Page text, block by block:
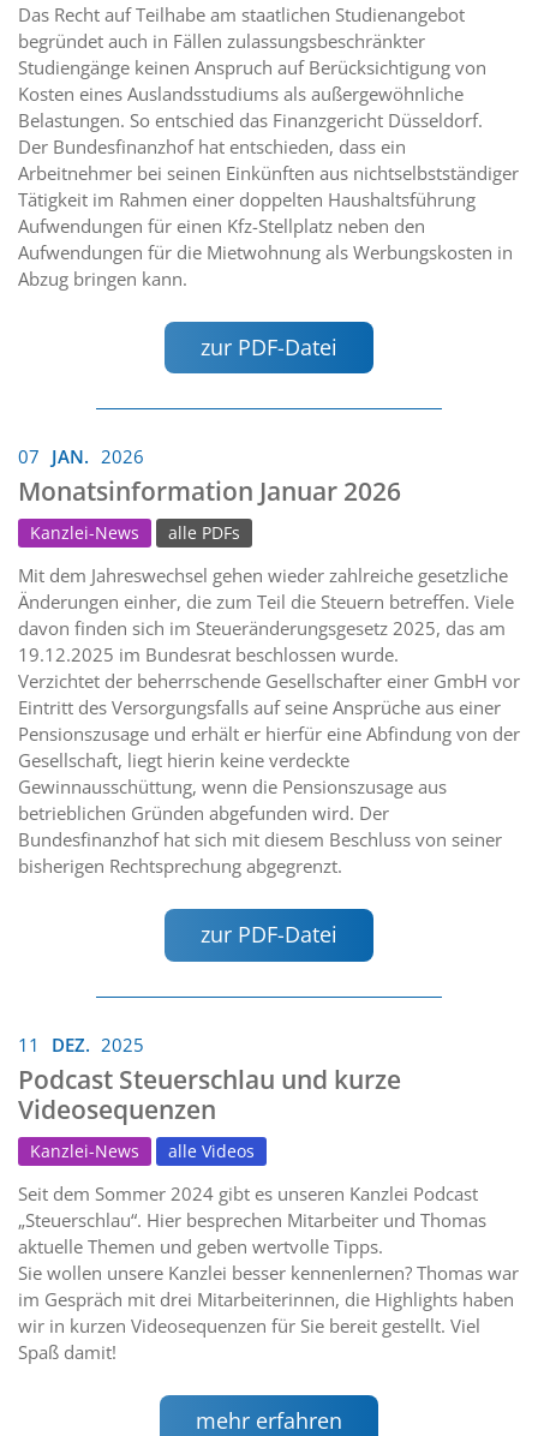
Das Recht auf Teilhabe am staatlichen Studienangebot
begründet auch in Fällen zulassungsbeschränkter
Studiengänge keinen Anspruch auf Berücksichtigung von
Kosten eines Auslandsstudiums als außergewöhnliche
Belastungen. So entschied das Finanzgericht Düsseldorf.
Der Bundesfinanzhof hat entschieden, dass ein
Arbeitnehmer bei seinen Einkünften aus nichtselbstständiger
Tätigkeit im Rahmen einer doppelten Haushaltsführung
Aufwendungen für einen Kfz-Stellplatz neben den
Aufwendungen für die Mietwohnung als Werbungskosten in
Abzug bringen kann.
zur PDF-Datei
07 JAN. 2026
Monatsinformation Januar 2026
Kanzlei-News alle PDFs
Mit dem Jahreswechsel gehen wieder zahlreiche gesetzliche
Änderungen einher, die zum Teil die Steuern betreffen. Viele
davon finden sich im Steueränderungsgesetz 2025, das am
19.12.2025 im Bundesrat beschlossen wurde.
Verzichtet der beherrschende Gesellschafter einer GmbH vor
Eintritt des Versorgungsfalls auf seine Ansprüche aus einer
Pensionszusage und erhält er hierfür eine Abfindung von der
Gesellschaft, liegt hierin keine verdeckte
Gewinnausschüttung, wenn die Pensionszusage aus
betrieblichen Gründen abgefunden wird. Der
Bundesfinanzhof hat sich mit diesem Beschluss von seiner
bisherigen Rechtsprechung abgegrenzt.
zur PDF-Datei
11 DEZ. 2025
Podcast Steuerschlau und kurze
Videosequenzen
Kanzlei-News alle Videos
Seit dem Sommer 2024 gibt es unseren Kanzlei Podcast
„Steuerschlau“. Hier besprechen Mitarbeiter und Thomas
aktuelle Themen und geben wertvolle Tipps.
Sie wollen unsere Kanzlei besser kennenlernen? Thomas war
im Gespräch mit drei Mitarbeiterinnen, die Highlights haben
wir in kurzen Videosequenzen für Sie bereit gestellt. Viel
Spaß damit!
mehr erfahren